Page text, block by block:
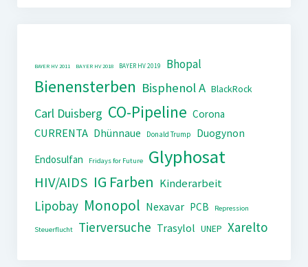
BAYER HV 2011 BAYER HV 2018 BAYER HV 2019 Bhopal
Bienensterben Bisphenol A BlackRock
Carl Duisberg CO-Pipeline Corona
CURRENTA Dhünnaue Donald Trump
Duogynon
Endosulfan
Fridays for Future Glyphosat
HIV/AIDS IG Farben Kinderarbeit
Lipobay Monopol Nexavar PCB Repression
Steuerflucht Tierversuche Trasylol UNEP Xarelto